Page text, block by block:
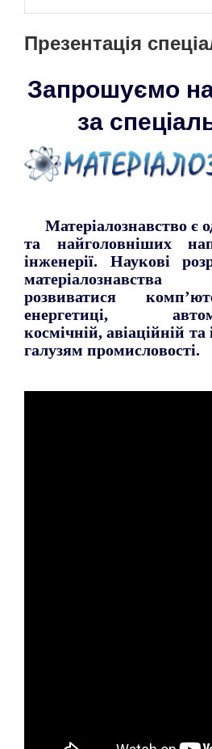
Презентація
Запрошуємо
за
Матеріалознавство є
та найголовніших
інженерії. Наукові
розвиватися
енергетиці,
космічній, авіаційній
галузям промисловості.